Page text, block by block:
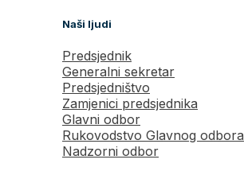
Naši ljudi
Predsjednik
Generalni sekretar
Predsjedništvo
Zamjenici predsjednika
Glavni odbor
Rukovodstvo Glavnog odbora
Nadzorni odbor